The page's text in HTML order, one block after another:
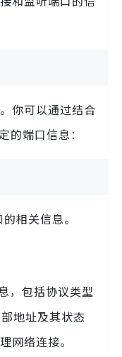
你可以通过结合
的端口信息：
相关信息。
，包括协议类型
地址及其状态
网络连接。